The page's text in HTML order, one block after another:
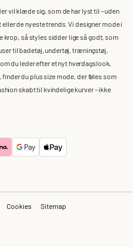
vil klæde sig, som de har lyst til – uden
de nyeste trends. Vi designer mode i
så styles sidder lige så godt, som
til badetøj, undertøj, træningstøj,
du leder efter et nyt hverdagslook,
du plus size mode, der føles som
skabt til kvindelige kurver – ikke
Cookies Sitemap